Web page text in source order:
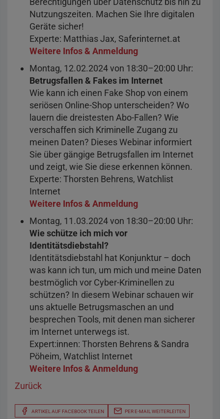
Nutzungszeiten. Machen Sie Ihre digitalen
Geräte sicher!
Experte: Matthias Jax, Saferinternet.at
Weitere Infos & Anmeldung
Montag, 12.02.2024 von 18:30–20:00 Uhr:
Betrugsfallen & Fakes im Internet
Wie kann ich einen Fake Shop von einem
seriösen Online-Shop unterscheiden? Wo
lauern die dreistesten Abo-Fallen? Wie
verschaffen sich Kriminelle Zugang zu
meinen Daten? Dieses Webinar informiert
Sie über gängige Betrugsfallen im Internet
und zeigt, wie Sie diese erkennen können.
Experte: Thorsten Behrens, Watchlist
Internet
Weitere Infos & Anmeldung
Montag, 11.03.2024 von 18:30–20:00 Uhr:
Wie schütze ich mich vor
Identitätsdiebstahl?
Identitätsdiebstahl hat Konjunktur – doch
was kann ich tun, um mich und meine Daten
bestmöglich vor Cyber-Kriminellen zu
schützen? In diesem Webinar schauen wir
uns aktuelle Betrugsmaschen an und
besprechen Tools, mit denen man sicherer
im Internet unterwegs ist.
Expert:innen: Thorsten Behrens & Sandra
Pöheim, Watchlist Internet
Weitere Infos & Anmeldung
Zurück
ARTIKEL AUF FACEBOOK TEILEN PER E-MAIL WEITERLEITEN